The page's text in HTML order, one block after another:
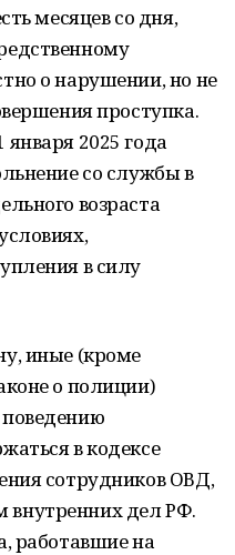
месяцев со дня,
о нарушении, но не
проступка.
2025 года
со службы в
возраста
в силу
иные (кроме
о полиции)
в кодексе
сотрудников ОВД,
дел РФ.
работавшие на